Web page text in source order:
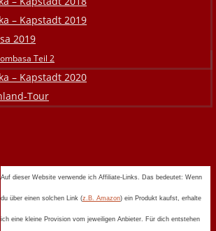
– Kapstadt 2019
2019
Teil 2
– Kapstadt 2020
Tour
Auf dieser Website verwende ich Affiliate-Links. Das bedeutet: Wenn
du über einen solchen Link (z.B. Amazon) ein Produkt kaufst, erhalte
ich eine kleine Provision vom jeweiligen Anbieter. Für dich entstehen